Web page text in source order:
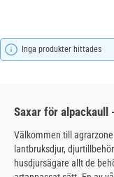
Inga produkter hittades
Saxar för alpackaull
Välkommen till
lantbruksdjur,
husdjursägare allt de